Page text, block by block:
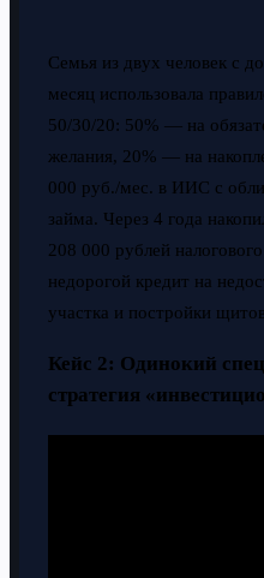
Семья из двух человек с
месяц использовала
50/30/20: 50% — на
желания, 20% — на
000 руб./мес. в ИИС с
займа. Через 4 года
208 000 рублей
недорогой кредит на
участка и постройки
Кейс 2: Одинокий
стратегия